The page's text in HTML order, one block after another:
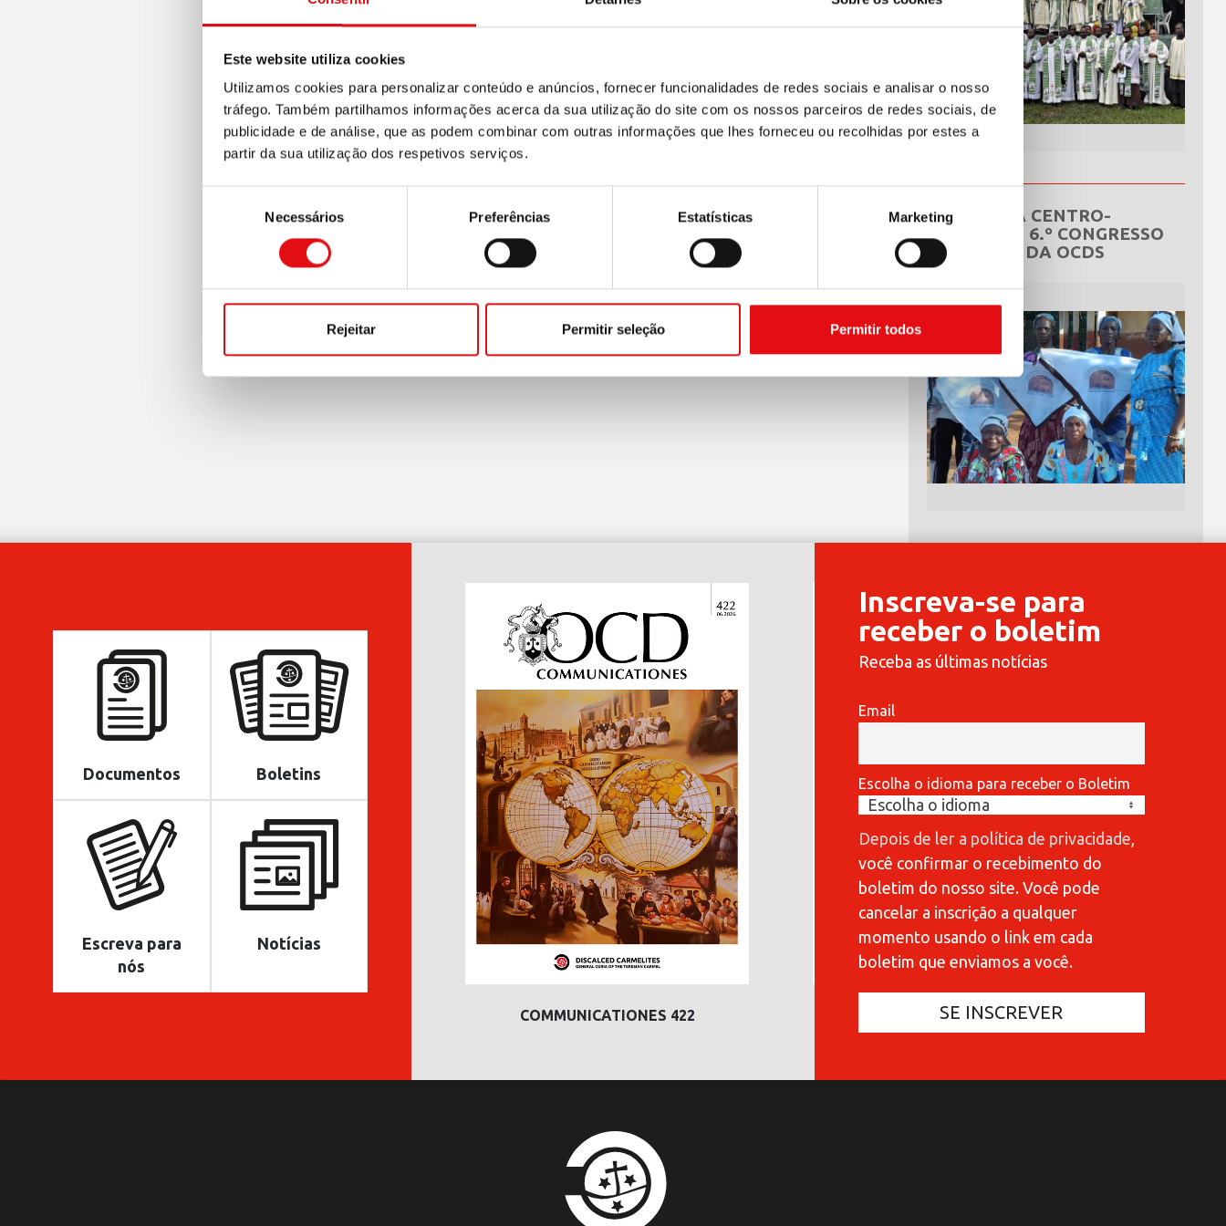
Este website utiliza cookies
Utilizamos cookies para personalizar conteúdo e anúncios, fornecer funcionalidades de redes sociais e analisar o nosso
tráfego. Também partilhamos informações acerca da sua utilização do site com os nossos parceiros de redes sociais, de
publicidade e de análise, que as podem combinar com outras informações que lhes forneceu ou recolhidas por estes a
partir da sua utilização dos respetivos serviços.
consentimento
Necessários Preferências Estatísticas Marketing
Rejeitar Permitir seleção Permitir todos
REPÚBLICA CENTRO-
AFRICANA: 6.º CONGRESSO
NACIONAL DA OCDS
Documentos Boletins
Escreva para
nós
Notícias
COMMUNICATIONES 422 COMMUNICATIONES 421
Inscreva-se para
receber o boletim
Receba as últimas notícias
Email
Escolha o idioma para receber o Boletim
Depois de ler a política de privacidade,
você confirmar o recebimento do
boletim do nosso site. Você pode
cancelar a inscrição a qualquer
momento usando o link em cada
boletim que enviamos a você.